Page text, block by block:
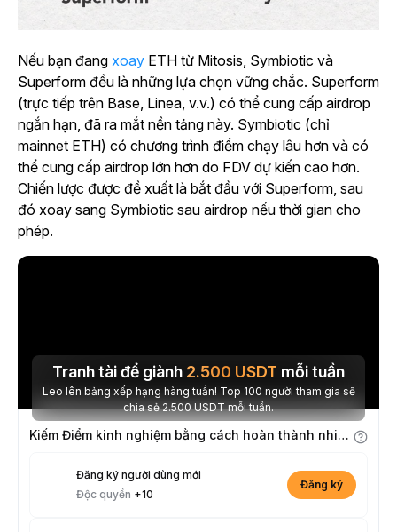
Nếu bạn đang xoay ETH từ Mitosis, Symbiotic và
Superform đều là những lựa chọn vững chắc. Superform
(trực tiếp trên Base, Linea, v.v.) có thể cung cấp airdrop
ngắn hạn, đã ra mắt nền tảng này. Symbiotic (chỉ
mainnet ETH) có chương trình điểm chạy lâu hơn và có
thể cung cấp airdrop lớn hơn do FDV dự kiến cao hơn.
Chiến lược được đề xuất là bắt đầu với Superform, sau
đó xoay sang Symbiotic sau airdrop nếu thời gian cho
phép.
Tranh tài để giành 2.500 USDT mỗi tuần
Leo lên bảng xếp hạng hàng tuần! Top 100 người tham gia sẽ
chia sẻ 2.500 USDT mỗi tuần.
Kiếm Điểm kinh nghiệm bằng cách hoàn thành nhiệm vụ
Đăng ký người dùng mới
Độc quyền +10
Đăng ký